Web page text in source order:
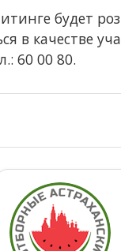
будет
в качестве
60 00 80.